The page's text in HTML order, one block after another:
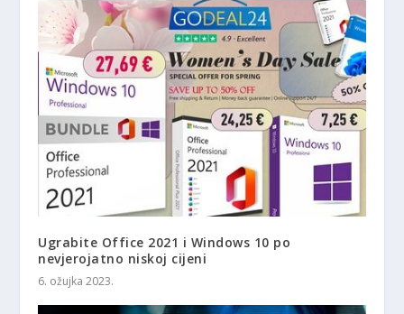
Ugrabite Office 2021 i Windows 10 po
nevjerojatno niskoj cijeni
6. ožujka 2023.